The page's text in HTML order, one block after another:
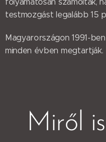
testmozgást legalább 15
Magyarországon 1991-
minden évben megtartják.
Miről